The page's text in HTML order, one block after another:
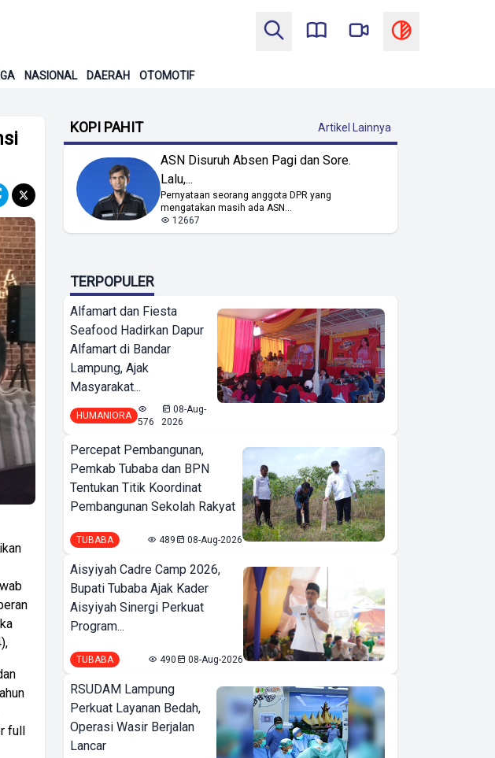
NASIONAL DAERAH OTOMOTIF
full
KOPI PAHIT Artikel Lainnya
ASN Disuruh Absen Pagi dan Sore.
Lalu,...
Pernyataan seorang anggota DPR yang
mengatakan masih ada ASN...
12667
TERPOPULER
Alfamart dan Fiesta
Seafood Hadirkan Dapur
Alfamart di Bandar
Lampung, Ajak
Masyarakat...
HUMANIORA
576
08-Aug-
2026
Percepat Pembangunan,
Pemkab Tubaba dan BPN
Tentukan Titik Koordinat
Pembangunan Sekolah Rakyat
TUBABA 489 08-Aug-2026
Aisyiyah Cadre Camp 2026,
Bupati Tubaba Ajak Kader
Aisyiyah Sinergi Perkuat
Program...
TUBABA 490 08-Aug-2026
RSUDAM Lampung
Perkuat Layanan Bedah,
Operasi Wasir Berjalan
Lancar